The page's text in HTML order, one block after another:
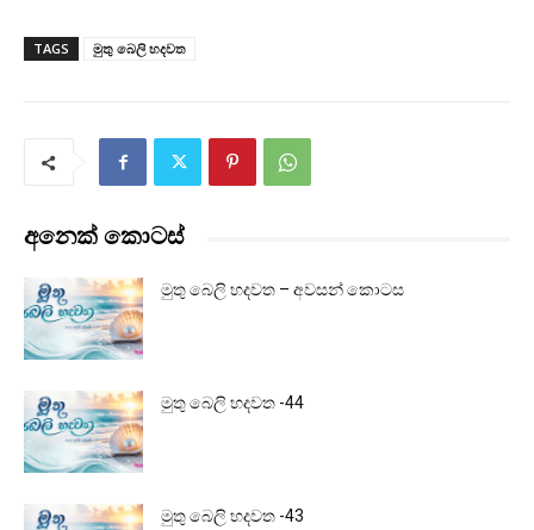
TAGS මුතු බෙලි හදවත
අනෙක් කොටස්
මුතු බෙලි හදවත – අවසන් කොටස
මුතු බෙලි හදවත -44
මුතු බෙලි හදවත -43